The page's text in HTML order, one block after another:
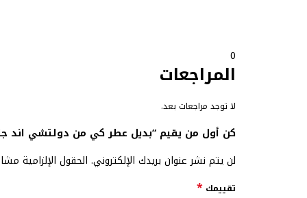
0
المراجعات
لا توجد مراجعات بعد.
كن أول من يقيم “بديل عطر كي من دولتشي اند
لن يتم نشر عنوان بريدك الإلكتروني. الحقول الإلزامية
تقييمك*